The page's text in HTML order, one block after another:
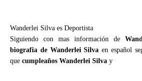
Wanderlei Silva es Deportista
Siguiendo con mas información de
biografia de Wanderlei Silva en español
que cumpleaños Wanderlei Silva y